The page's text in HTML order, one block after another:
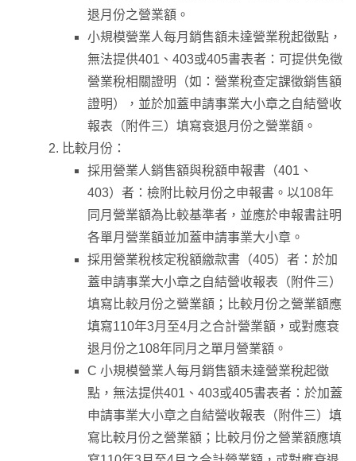
退月份之營業額。
小規模營業人每月銷售額未達營業稅起徵點，
無法提供401、403或405書表者：可提供免徵
營業稅相關證明（如：營業稅查定課徵銷售額
證明），並於加蓋申請事業大小章之自結營收
報表（附件三）填寫衰退月份之營業額。
比較月份：
採用營業人銷售額與稅額申報書（401、
403）者：檢附比較月份之申報書。以108年
同月營業額為比較基準者，並應於申報書註明
各單月營業額並加蓋申請事業大小章。
採用營業稅核定稅額繳款書（405）者：於加
蓋申請事業大小章之自結營收報表（附件三）
填寫比較月份之營業額；比較月份之營業額應
填寫110年3月至4月之合計營業額，或對應衰
退月份之108年同月之單月營業額。
C 小規模營業人每月銷售額未達營業稅起徵
點，無法提供401、403或405書表者：於加蓋
申請事業大小章之自結營收報表（附件三）填
寫比較月份之營業額；比較月份之營業額應填